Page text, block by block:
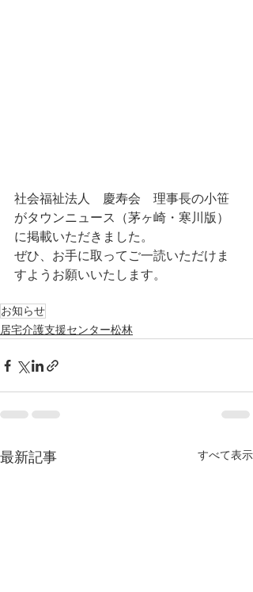
社会福祉法人　慶寿会　理事長の小笹
がタウンニュース（茅ヶ崎・寒川版）
に掲載いただきました。
ぜひ、お手に取ってご一読いただけま
すようお願いいたします。
お知らせ
居宅介護支援センター松林
最新記事 すべて表示